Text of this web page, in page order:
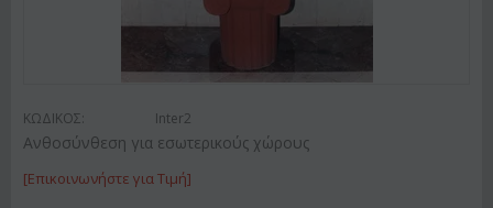
ΚΩΔΙΚΟΣ: Inter2
Ανθοσύνθεση για εσωτερικούς χώρους
[Επικοινωνήστε για Τιμή]